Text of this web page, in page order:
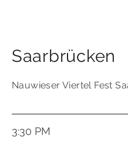
Saarbrücken
Nauwieser Viertel Fest
3:30 PM